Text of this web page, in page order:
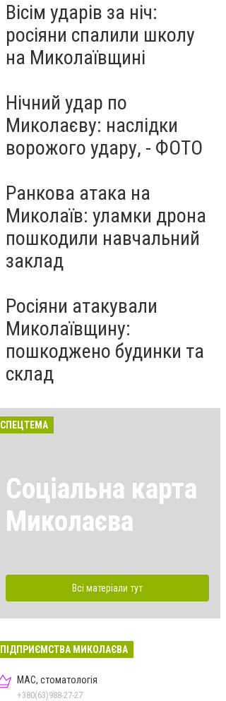
Вісім ударів за ніч:
росіяни спалили школу
на Миколаївщині
Нічний удар по
Миколаєву: наслідки
ворожого удару, - ФОТО
Ранкова атака на
Миколаїв: уламки дрона
пошкодили навчальний
заклад
Росіяни атакували
Миколаївщину:
пошкоджено будинки та
склад
СПЕЦТЕМА
Соціальна карта
Миколаєва
Всі матеріали тут
ПІДПРИЄМСТВА МИКОЛАЄВА
МАС, стоматологія
+380(63)988-27-27